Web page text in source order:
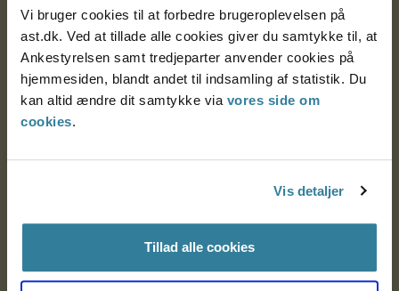
Vi bruger cookies til at forbedre brugeroplevelsen på
ast.dk. Ved at tillade alle cookies giver du samtykke til, at
Ankestyrelsen samt tredjeparter anvender cookies på
hjemmesiden, blandt andet til indsamling af statistik. Du
kan altid ændre dit samtykke via vores side om
cookies.
Vis detaljer
Tillad alle cookies
Postadresse:
Nytorv 7, 2. sal
9000 Aalborg
EAN: 57 98 000 35 48 21